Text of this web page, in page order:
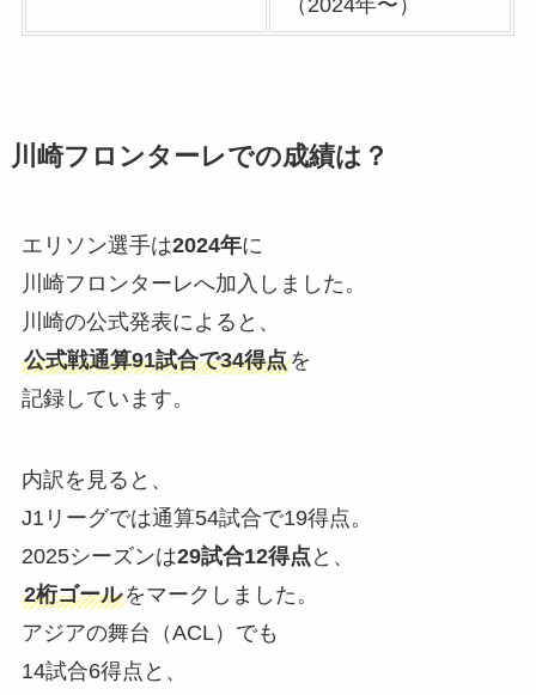
川崎フロンターレでの成績は？
エリソン選手は2024年に
川崎フロンターレへ加入しました。
川崎の公式発表によると、
公式戦通算91試合で34得点を
記録しています。
内訳を見ると、
J1リーグでは通算54試合で19得点。
2025シーズンは29試合12得点 と、
2桁ゴールをマークしました。
アジアの舞台（ACL）でも
14試合6得点と、